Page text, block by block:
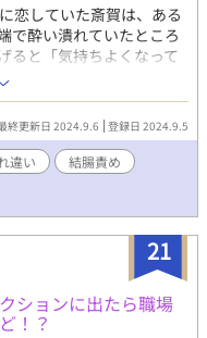
恋していた斎賀は、ある
で酔い潰れていたところ
ると「気持ちよくなって
ることに。失恋のショッ
しだけ溶けた。「家がな
で払う」と言う花井に絆
いく。最終的にはいつも
ーン内容）トコロテ
、キスハメなど。
終更新日 2024.9.6 登録日 2024.9.5
違い
結腸責め
21
ションに出たら職場
！？